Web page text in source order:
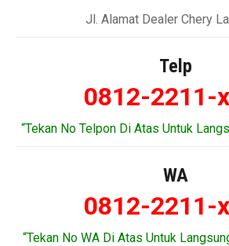
Jl. Alamat Dealer Chery
Telp
0812-2211-
“Tekan No Telpon Di Atas Untuk
WA
0812-2211-
“Tekan No WA Di Atas Untuk